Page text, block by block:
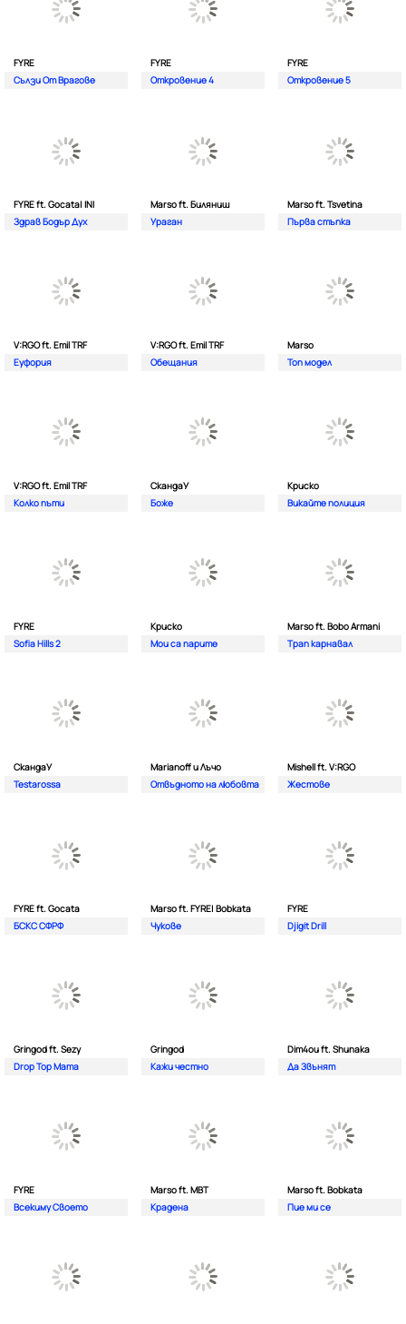
FYRE
Сълзи От Врагове
FYRE
Откровение 4
FYRE
Откровение 5
FYRE ft. Gocata| INI
Здрав Бодър Дух
Marso ft. Биляниш
Ураган
Marso ft. Tsvetina
Първа стъпка
V:RGO ft. Emil TRF
Еуфория
V:RGO ft. Emil TRF
Обещания
Marso
Топ модел
V:RGO ft. Emil TRF
Колко пъти
СкандаУ
Боже
Криско
Викайте полиция
FYRE
Sofia Hills 2
Криско
Мои са парите
Marso ft. Bobo Armani
Трап карнавал
СкандаУ
Testarossa
Marianoff и Лъчо
Отвъдното на любовта
Mishell ft. V:RGO
Жестове
FYRE ft. Gocata
БСКС СФРФ
Marso ft. FYRE| Bobkata
Чукове
FYRE
Djigit Drill
Gringod ft. Sezy
Drop Top Mama
Gringod
Кажи честно
Dim4ou ft. Shunaka
Да Звънят
FYRE
Всекиму Своето
Marso ft. MBT
Крадена
Marso ft. Bobkata
Пие ми се